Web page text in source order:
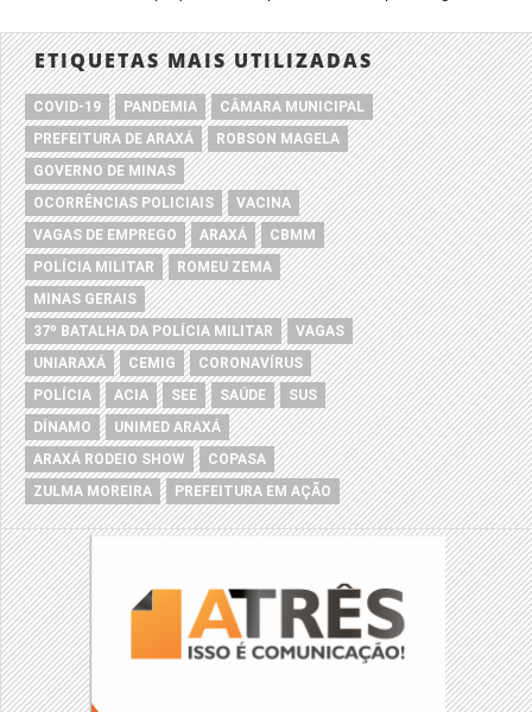
ETIQUETAS MAIS UTILIZADAS
COVID-19 PANDEMIA
CÂMARA MUNICIPAL
PREFEITURA DE ARAXÁ
ROBSON MAGELA
GOVERNO DE MINAS
OCORRÊNCIAS POLICIAIS
VACINA
VAGAS DE EMPREGO
ARAXÁ
CBMM
POLÍCIA MILITAR
ROMEU ZEMA
MINAS GERAIS
37º BATALHA DA POLÍCIA MILITAR
VAGAS
UNIARAXÁ
CEMIG
CORONAVÍRUS
POLÍCIA
ACIA SEE SAÚDE
SUS
DÍNAMO
UNIMED ARAXÁ
ARAXÁ RODEIO SHOW
COPASA
ZULMA MOREIRA
PREFEITURA EM AÇÃO